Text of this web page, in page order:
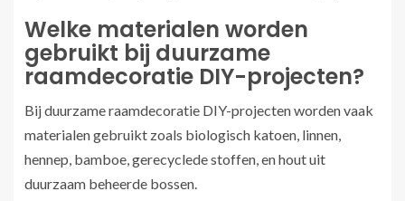
Welke materialen worden
gebruikt bij duurzame
raamdecoratie DIY-projecten?
Bij duurzame raamdecoratie DIY-projecten worden vaak
materialen gebruikt zoals biologisch katoen, linnen,
hennep, bamboe, gerecyclede stoffen, en hout uit
duurzaam beheerde bossen.